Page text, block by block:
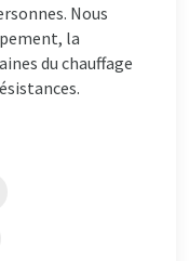
Nous
la
du chauffage